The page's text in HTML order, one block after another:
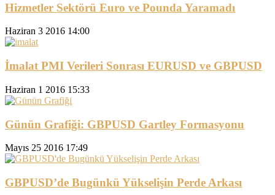
Hizmetler Sektörü Euro ve Pounda Yaramadı
Haziran 3 2016 14:00
İmalat PMI Verileri Sonrası EURUSD ve GBPUSD
Haziran 1 2016 15:33
Günün Grafiği: GBPUSD Gartley Formasyonu
Mayıs 25 2016 17:49
GBPUSD’de Bugünkü Yükselişin Perde Arkası